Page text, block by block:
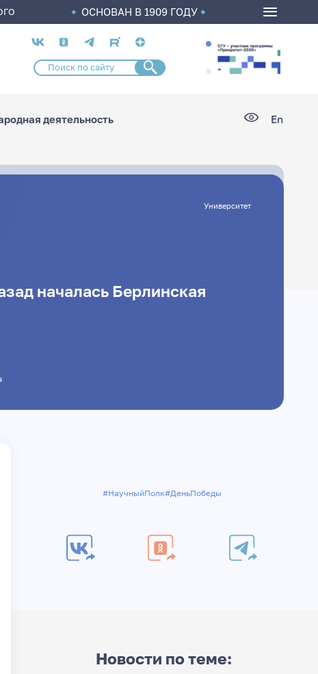
ОСНОВАН В 1909 ГОДУ
Социальные
сети
деятельность En
Университет
началась Берлинская
#НаучныйПолк#ДеньПобеды
Новости по теме: